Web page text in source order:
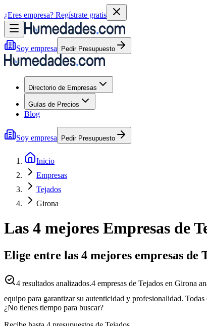
¿Eres empresa? Regístrate gratis
Soy empresa Pedir Presupuesto
Directorio de Empresas
Guías de Precios
Blog
Soy empresa Pedir Presupuesto
Inicio
Empresas
Tejados
Girona
Las 4 mejores Empresas de
Elige entre las 4 mejores empresas de
4 resultados analizados.4 empresas de Tejados en Girona
equipo para garantizar su autenticidad y profesionalidad.
¿No tienes tiempo para buscar?